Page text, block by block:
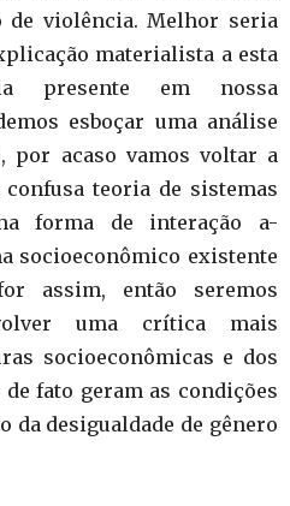
violência. Melhor seria
materialista a esta
presente em nossa
esboçar uma análise
por acaso vamos voltar a
teoria de sistemas
forma de interação a-
socioeconômico existente
assim, então seremos
uma crítica mais
socioeconômicas e dos
fato geram as condições
da desigualdade de gênero